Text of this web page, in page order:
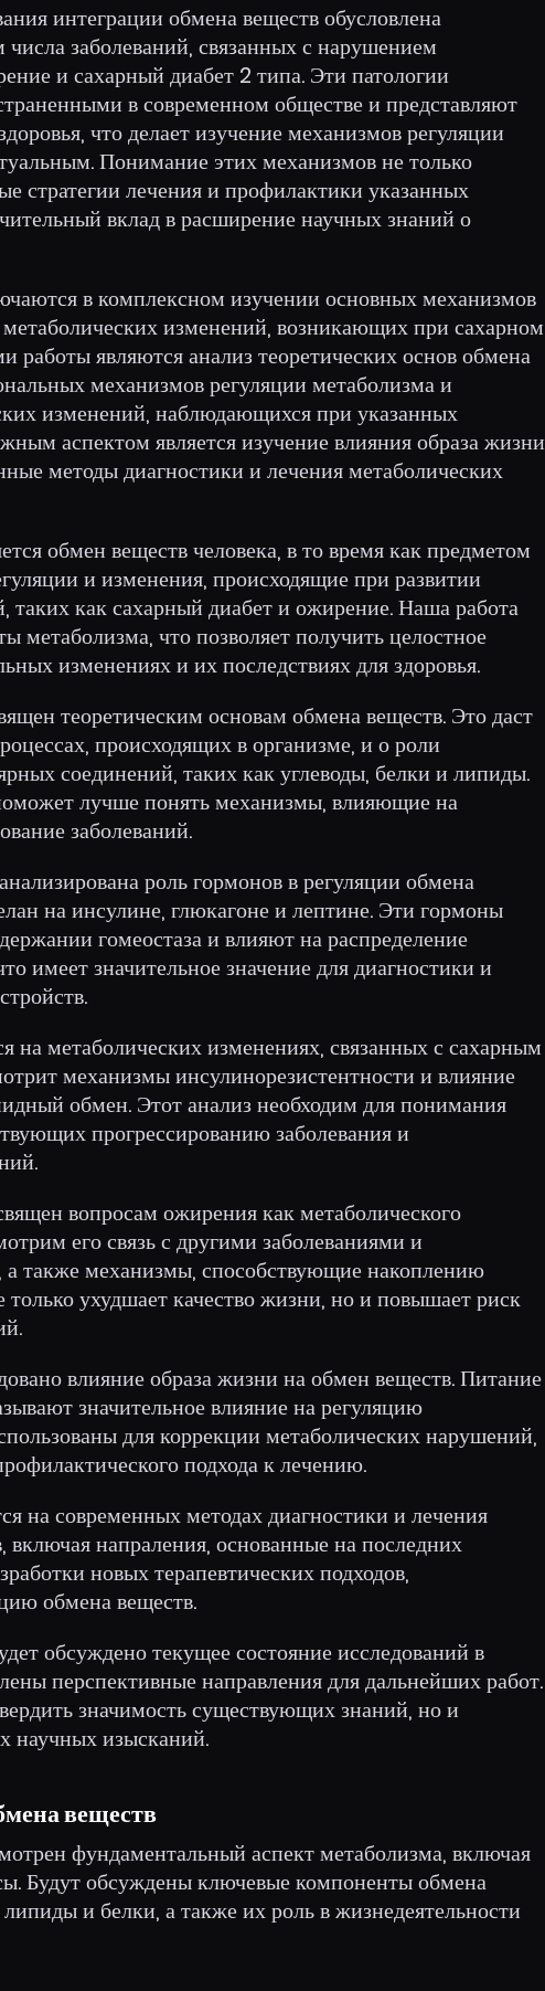
интеграции обмена веществ обусловлена
заболеваний, связанных с нарушением
и сахарный диабет 2 типа. Эти патологии
в современном обществе и представляют
что делает изучение механизмов регуляции
Понимание этих механизмов не только
стратегии лечения и профилактики указанных
вклад в расширение научных знаний о
в комплексном изучении основных механизмов
изменений, возникающих при сахарном
работы являются анализ теоретических основ обмена
механизмов регуляции метаболизма и
изменений, наблюдающихся при указанных
аспектом является изучение влияния образа жизни
методы диагностики и лечения метаболических
обмен веществ человека, в то время как предметом
и изменения, происходящие при развитии
таких как сахарный диабет и ожирение. Наша работа
метаболизма, что позволяет получить целостное
изменениях и их последствиях для здоровья.
теоретическим основам обмена веществ. Это даст
происходящих в организме, и о роли
соединений, таких как углеводы, белки и липиды.
лучше понять механизмы, влияющие на
заболеваний.
роль гормонов в регуляции обмена
на инсулине, глюкагоне и лептине. Эти гормоны
гомеостаза и влияют на распределение
имеет значительное значение для диагностики и
на метаболических изменениях, связанных с сахарным
механизмы инсулинорезистентности и влияние
обмен. Этот анализ необходим для понимания
прогрессированию заболевания и
вопросам ожирения как метаболического
его связь с другими заболеваниями и
также механизмы, способствующие накоплению
ухудшает качество жизни, но и повышает риск
влияние образа жизни на обмен веществ. Питание
значительное влияние на регуляцию
для коррекции метаболических нарушений,
подхода к лечению.
на современных методах диагностики и лечения
включая напраления, основанные на последних
новых терапевтических подходов,
обмена веществ.
обсуждено текущее состояние исследований в
перспективные направления для дальнейших работ.
значимость существующих знаний, но и
научных изысканий.
веществ
фундаментальный аспект метаболизма, включая
Будут обсуждены ключевые компоненты обмена
и белки, а также их роль в жизнедеятельности